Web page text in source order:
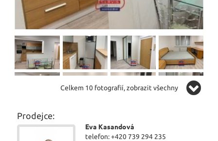
Celkem 10 fotografií, zobrazit všechny
Prodejce:
Eva Kasandová
telefon: +420 739 294 235